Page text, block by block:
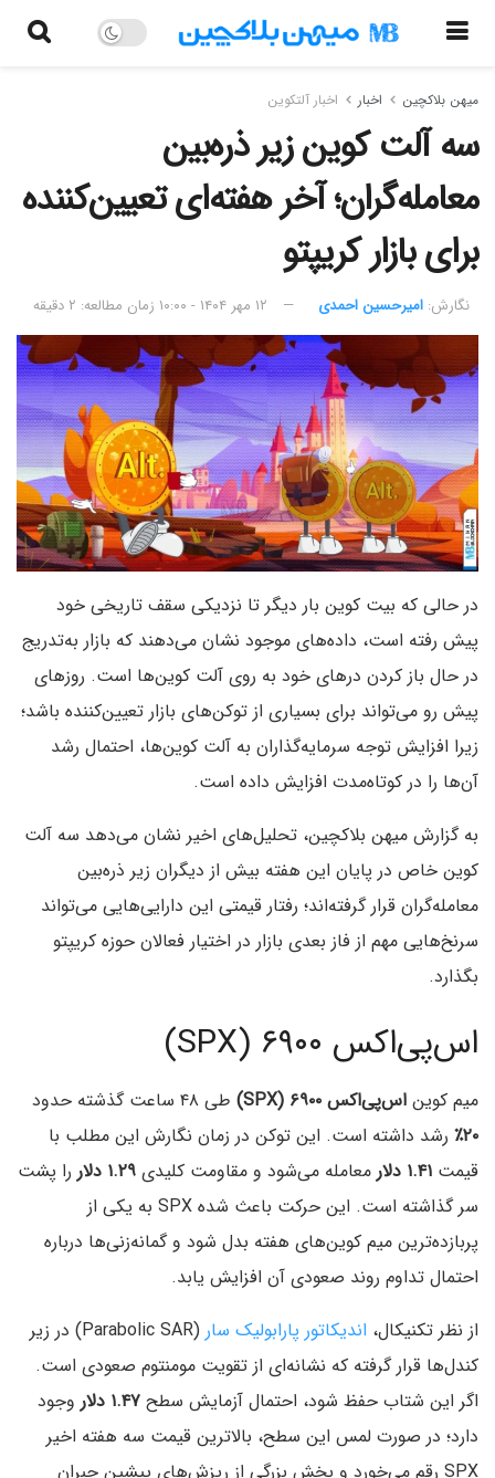
میهن بلاکچین اخبار اخبار آلتکوین
سه آلت کوین زیر ذره‌بین
معامله‌گران؛ آخر هفته‌ای تعیین‌کننده
برای بازار کریپتو
نگارش:‌ امیرحسین احمدی ۱۲ مهر ۱۴۰۴ - ۱۰:۰۰ زمان مطالعه: ۲ دقیقه
در حالی‌ که بیت کوین بار دیگر تا نزدیکی سقف تاریخی خود
پیش رفته است، داد‌‌ه‌های موجود نشان می‌دهند که بازار به‌تدریج
در حال باز کردن درهای خود به روی آلت کوین‌ها است. روزهای
پیش‌ رو می‌تواند برای بسیاری از توکن‌های بازار تعیین‌کننده باشد؛
زیرا افزایش توجه سرمایه‌گذاران به آلت کوین‌ها، احتمال رشد
آن‌ها را در کوتاه‌مدت افزایش داده است.
به گزارش میهن بلاکچین، تحلیل‌های اخیر نشان می‌دهد سه آلت
کوین خاص در پایان این هفته بیش از دیگران زیر ذره‌بین
معامله‌گران قرار گرفته‌اند؛ رفتار قیمتی این دارایی‌هایی می‌تواند
سرنخ‌هایی مهم از فاز بعدی بازار در اختیار فعالان حوزه کریپتو
بگذارد.
اس‌پی‌اکس ۶۹۰۰ (SPX)
میم کوین اس‌پی‌اکس ۶۹۰۰ (SPX)
طی ۴۸ ساعت گذشته حدود
۲۰٪ رشد داشته است. این توکن در زمان نگارش این مطلب با
قیمت ۱.۴۱ دلار معامله می‌شود و مقاومت کلیدی ۱.۲۹ دلار
را پشت
سر گذاشته است. این حرکت باعث شده SPX به یکی از
پربازده‌ترین میم‌ کوین‌های هفته بدل شود و گمانه‌زنی‌ها درباره
احتمال تداوم روند صعودی آن افزایش یابد.
از نظر تکنیکال، اندیکاتور پارابولیک‌ سار
(Parabolic SAR) در زیر
کندل‌ها قرار گرفته که نشانه‌ای از تقویت مومنتوم صعودی است.
اگر این شتاب حفظ شود، احتمال آزمایش سطح ۱.۴۷ دلار
وجود
دارد؛ در صورت لمس این سطح، بالاترین قیمت سه‌ هفته اخیر
SPX رقم می‌خورد و بخش بزرگی از ریزش‌های پیشین جبران